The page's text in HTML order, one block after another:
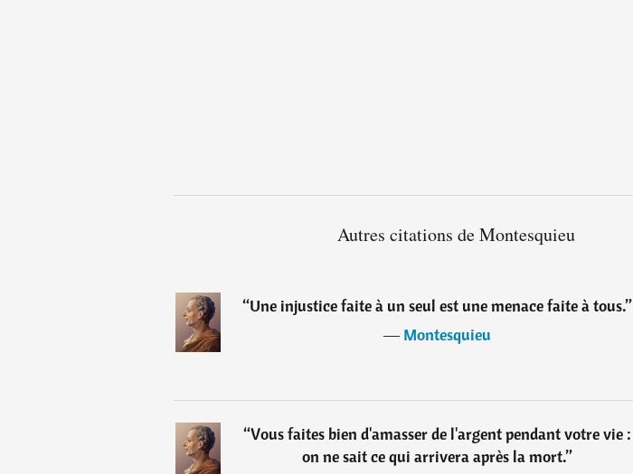
Autres citations de Montesquieu
“Une injustice faite à un seul est une menace faite à tous.”
―Montesquieu
“Vous faites bien d'amasser de l'argent pendant votre vie :
on ne sait ce qui arrivera après la mort.”